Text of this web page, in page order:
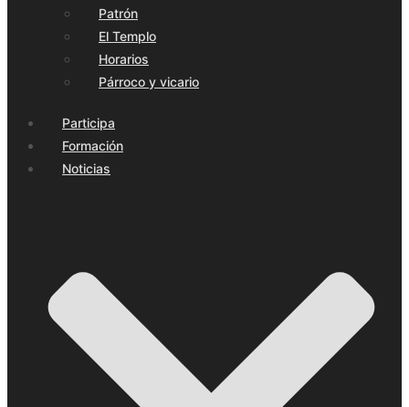
Patrón
El Templo
Horarios
Párroco y vicario
Participa
Formación
Noticias